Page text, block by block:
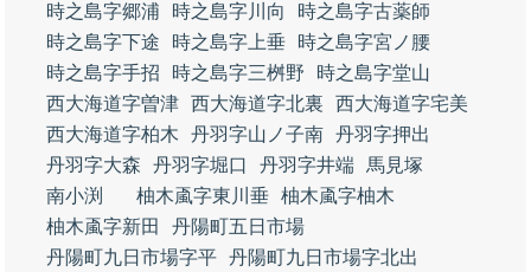
時之島字郷浦
時之島字川向
時之島字古薬師
時之島字下途
時之島字上垂
時之島字宮ノ腰
時之島字手招
時之島字三桝野
時之島字堂山
西大海道字曽津 西大海道字北裏
西大海道字宅美
西大海道字柏木
丹羽字山ノ子南 丹羽字押出
丹羽字大森
丹羽字堀口 丹羽字井端
馬見塚
南小渕
柚木颪字東川垂 柚木颪字柚木
柚木颪字新田
丹陽町五日市場
丹陽町九日市場字平 丹陽町九日市場字北出